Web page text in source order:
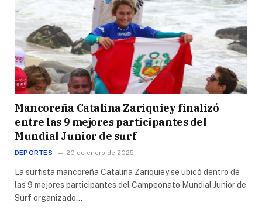
Mancoreña Catalina Zariquiey finalizó
entre las 9 mejores participantes del
Mundial Junior de surf
DEPORTES 20 de enero de 2025
La surfista mancoreña Catalina Zariquiey se ubicó dentro de
las 9 mejores participantes del Campeonato Mundial Junior de
Surf organizado…